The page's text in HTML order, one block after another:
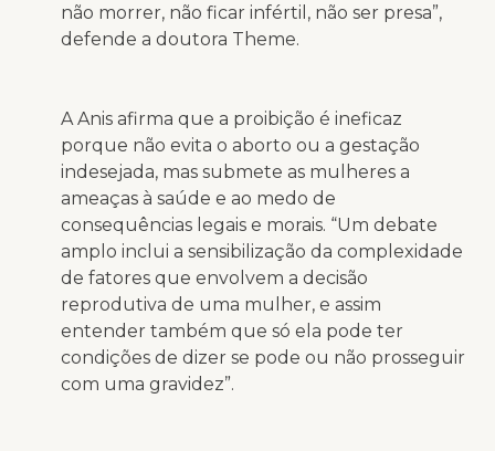
não morrer, não ficar infértil, não ser presa”,
defende a doutora Theme.
A Anis afirma que a proibição é ineficaz
porque não evita o aborto ou a gestação
indesejada, mas submete as mulheres a
ameaças à saúde e ao medo de
consequências legais e morais. “Um debate
amplo inclui a sensibilização da complexidade
de fatores que envolvem a decisão
reprodutiva de uma mulher, e assim
entender também que só ela pode ter
condições de dizer se pode ou não prosseguir
com uma gravidez”.